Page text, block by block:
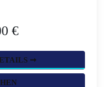
€
➞